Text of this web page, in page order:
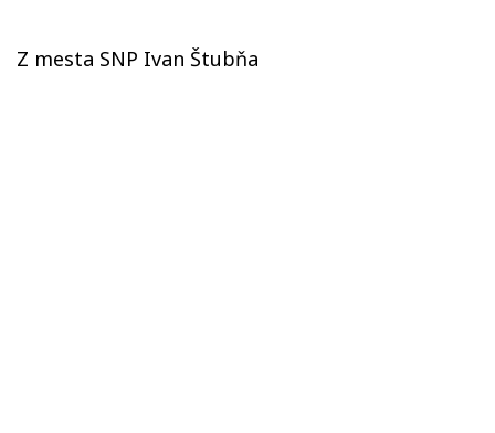
Z mesta SNP Ivan Štubňa